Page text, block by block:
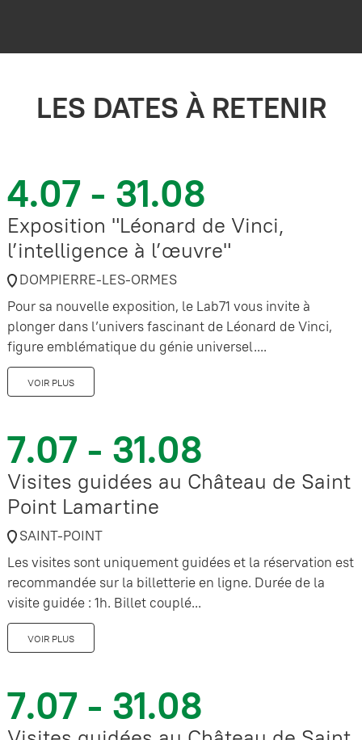
LES DATES À RETENIR
4.07 - 31.08
Exposition "Léonard de Vinci,
l’intelligence à l’œuvre"
DOMPIERRE-LES-ORMES
Pour sa nouvelle exposition, le Lab71 vous invite à
plonger dans l’univers fascinant de Léonard de Vinci,
figure emblématique du génie universel....
VOIR PLUS
7.07 - 31.08
Visites guidées au Château de Saint
Point Lamartine
SAINT-POINT
Les visites sont uniquement guidées et la réservation est
recommandée sur la billetterie en ligne. Durée de la
visite guidée : 1h. Billet couplé...
VOIR PLUS
7.07 - 31.08